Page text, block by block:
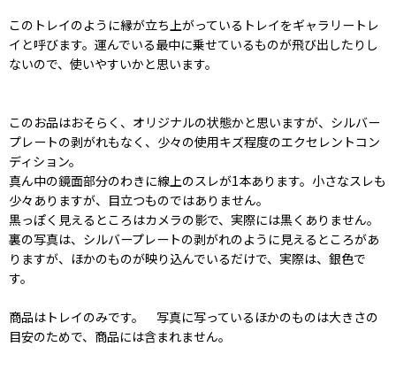
このトレイのように縁が立ち上がっているトレイをギャラリートレ
イと呼びます。運んでいる最中に乗せているものが飛び出したりし
ないので、使いやすいかと思います。
このお品はおそらく、オリジナルの状態かと思いますが、シルバー
プレートの剥がれもなく、少々の使用キズ程度のエクセレントコン
ディション。
真ん中の鏡面部分のわきに線上のスレが1本あります。小さなスレも
少々ありますが、目立つものではありません。
黒っぽく見えるところはカメラの影で、実際には黒くありません。
裏の写真は、シルバープレートの剥がれのように見えるところがあ
りますが、ほかのものが映り込んでいるだけで、実際は、銀色で
す。
商品はトレイのみです。 写真に写っているほかのものは大きさの
目安のためで、商品には含まれません。